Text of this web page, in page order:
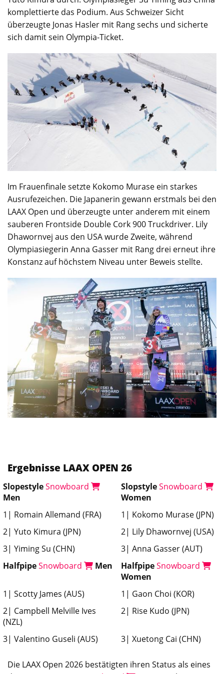
komplettierte das Podium. Aus Schweizer Sicht
überzeugte Jonas Hasler mit Rang sechs und sicherte
sich damit sein Olympia-Ticket.
Im Frauenfinale setzte Kokomo Murase ein starkes
Ausrufezeichen. Die Japanerin gewann erstmals bei den
LAAX Open und überzeugte unter anderem mit einem
sauberen Frontside Double Cork 900 Truckdriver. Lily
Dhawornvej aus den USA wurde Zweite, während
Olympiasiegerin Anna Gasser mit Rang drei erneut ihre
Konstanz auf höchstem Niveau unter Beweis stellte.
Ergebnisse LAAX OPEN 26
SlopestyleSnowboard
Men
SlopstyleSnowboard
Women
1| Romain Allemand (FRA)
1| Kokomo Murase (JPN)
2| Yuto Kimura (JPN)
2| Lily Dhawornvej (USA)
3| Yiming Su (CHN)
3| Anna Gasser (AUT)
HalfpipeSnowboard Men HalfpipeSnowboard
Women
1| Scotty James (AUS)
1| Gaon Choi (KOR)
2| Campbell Melville Ives
(NZL)
2| Rise Kudo (JPN)
3| Valentino Guseli (AUS) 3| Xuetong Cai (CHN)
Die LAAX Open 2026 bestätigten ihren Status als eines